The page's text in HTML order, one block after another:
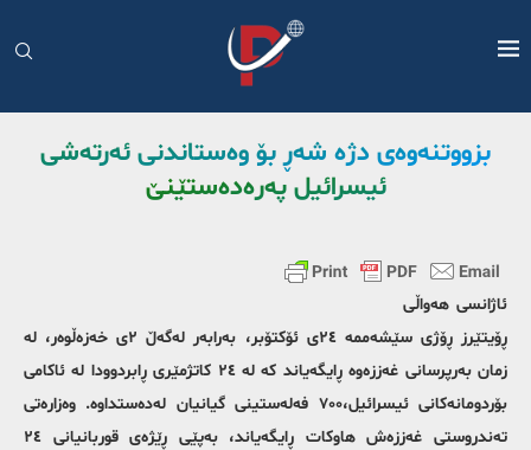
بزووتنەوەی دژە شەڕ بۆ وەستاندنی ئەرتەشی
ئیسرائیل پەرەدەستێنێ
ئاژانسی هەواڵی
ڕۆیتێرز ڕۆژی سێشەممە ٢٤ی ئۆکتۆبر، بەرابەر لەگەڵ ٢ی خەزەڵوەر، لە
زمان بەرپرسانی غەززەوە ڕایگەیاند کە لە ٢٤ کاتژمێری ڕابردوودا لە ئاکامی
بۆردومانەکانی ئیسرائیل،٧٠٠ فەلەستینی گیانیان لەدەستداوە. وەزارەتی
تەندروستی غەززەش هاوکات ڕایگەیاند، بەپێی ڕێژەی قوربانیانی ٢٤